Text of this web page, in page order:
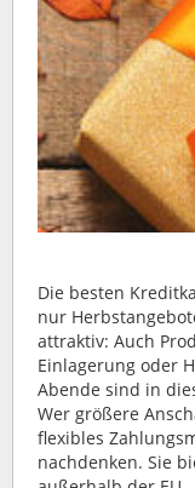
Die besten
nur
attraktiv: Auch
Einlagerung oder
Abende sind in
Wer größere
flexibles
nachdenken. Sie